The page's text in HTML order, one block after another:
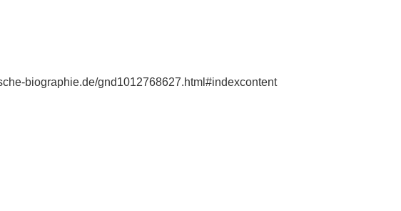
biographie.de/gnd1012768627.html#indexcontent